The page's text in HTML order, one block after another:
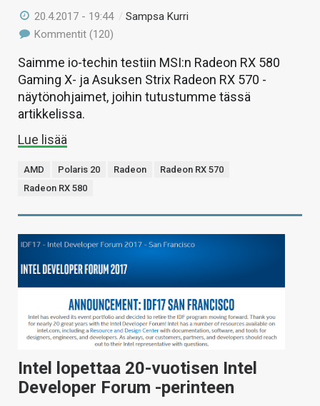
20.4.2017 - 19:44 /Sampsa Kurri
Kommentit (120)
Saimme io-techin testiin MSI:n Radeon RX 580
Gaming X- ja Asuksen Strix Radeon RX 570 -
näytönohjaimet, joihin tutustumme tässä
artikkelissa.
Lue lisää
AMD Polaris 20 Radeon
Radeon RX 570
Radeon RX 580
Intel lopettaa 20-vuotisen Intel
Developer Forum -perinteen